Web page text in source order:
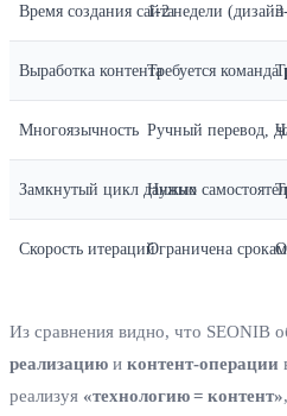
Время создания сайта1‑2 недели
Выработка контентаТребуется команда
Многоязычность Ручный перевод,
Замкнутый цикл данных
Нужно
Скорость итерацийОграничена
Из сравнения видно, что SEONIB
реализацию и контент‑операции
реализуя «технологию = контент»